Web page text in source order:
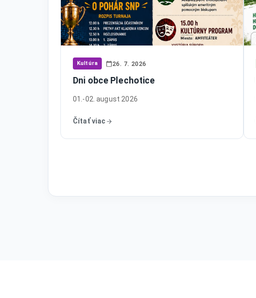
Kultúra 26. 7. 2026
Dni obce Plechotice
01.-02. august 2026
Čítať viac